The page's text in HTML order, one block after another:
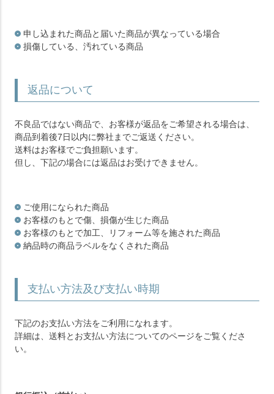
申し込まれた商品と届いた商品が異なっている場合
損傷している、汚れている商品
返品について
不良品ではない商品で、お客様が返品をご希望される場合は、
商品到着後7日以内に弊社までご返送ください。
送料はお客様でご負担願います。
但し、下記の場合には返品はお受けできません。
ご使用になられた商品
お客様のもとで傷、損傷が生じた商品
お客様のもとで加工、リフォーム等を施された商品
納品時の商品ラベルをなくされた商品
支払い方法及び支払い時期
下記のお支払い方法をご利用になれます。
詳細は、送料とお支払い方法についてのページをご覧くださ
い。